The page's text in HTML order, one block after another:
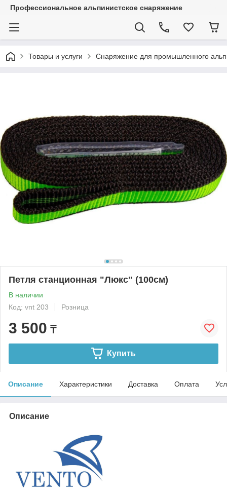
Профессиональное альпинистское снаряжение
Товары и услуги Снаряжение для промышленного
Петля станционная "Люкс" (100см)
В наличии
Код: vnt 203
Розница
3 500 ₸
Купить
Описание Характеристики Доставка Оплата
Описание